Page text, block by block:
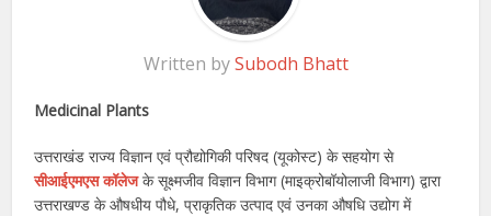
Written bySubodh Bhatt
Medicinal Plants
उत्तराखंड राज्य विज्ञान एवं प्रौद्योगिकी परिषद (यूकोस्ट) के सहयोग से
सीआईएमएस कॉलेजके सूक्ष्मजीव विज्ञान विभाग (माइक्रोबॉयोलाजी विभाग) द्वारा
उत्तराखण्ड के औषधीय पौधे, प्राकृतिक उत्पाद एवं उनका औषधि उद्योग में